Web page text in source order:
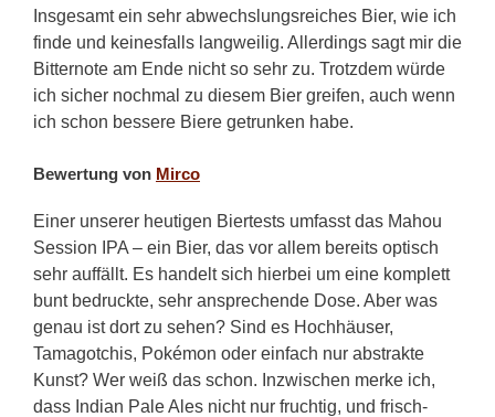
Insgesamt ein sehr abwechslungsreiches Bier, wie ich
finde und keinesfalls langweilig. Allerdings sagt mir die
Bitternote am Ende nicht so sehr zu. Trotzdem würde
ich sicher nochmal zu diesem Bier greifen, auch wenn
ich schon bessere Biere getrunken habe.
Bewertung von Mirco
Einer unserer heutigen Biertests umfasst das Mahou
Session IPA – ein Bier, das vor allem bereits optisch
sehr auffällt. Es handelt sich hierbei um eine komplett
bunt bedruckte, sehr ansprechende Dose. Aber was
genau ist dort zu sehen? Sind es Hochhäuser,
Tamagotchis, Pokémon oder einfach nur abstrakte
Kunst? Wer weiß das schon. Inzwischen merke ich,
dass Indian Pale Ales nicht nur fruchtig, und frisch-